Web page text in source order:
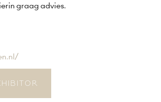
graag advies.